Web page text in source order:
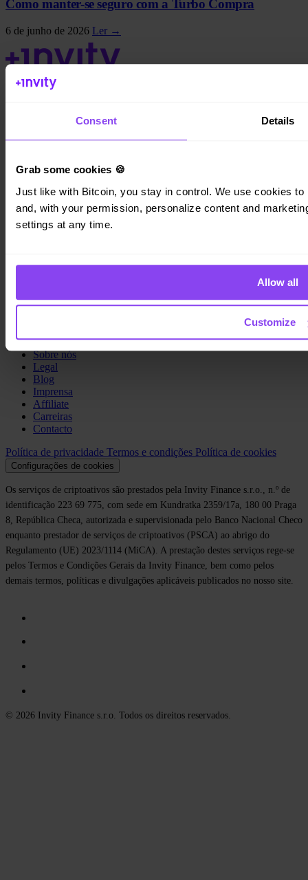
Consent Details
Grab some cookies 🍪
Just like with Bitcoin, you stay in control. We use cookies
and, with your permission, personalize content and
settings at any time.
Allow all
Customize
Como manter-se seguro com a Turbo Compra
6 de junho de 2026 Ler →
Kundratka 2359/17a 180 00 Praga 8 República Checa
Invity
Empréstimos
Private
Sobre nós
Legal
Blog
Imprensa
Affiliate
Carreiras
Contacto
Política de privacidade Termos e condições Política de cookies
Configurações de cookies
Os serviços de criptoativos são prestados pela Invity Finance s.r.o., n.º de
identificação 223 69 775, com sede em Kundratka 2359/17a, 180 00 Praga
8, República Checa, autorizada e supervisionada pelo Banco Nacional Checo
enquanto prestador de serviços de criptoativos (PSCA) ao abrigo do
Regulamento (UE) 2023/1114 (MiCA). A prestação destes serviços rege-se
pelos Termos e Condições Gerais da Invity Finance, bem como pelos
demais termos, políticas e divulgações aplicáveis publicados no nosso site.
© 2026 Invity Finance s.r.o. Todos os direitos reservados.